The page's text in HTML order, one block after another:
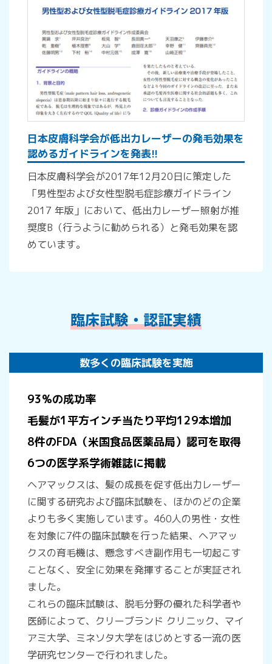
日本皮膚科学会が低出力レーザーの発毛効果を
認めるガイドラインを発表!!
日本皮膚科学会が2017年12月20日に策定した
「男性型および女性型脱毛症診療ガイドライン
2017 年版」において、低出力レーザー照射が推
奨度B（行うように勧められる）と発毛効果を認
めています。
臨床試験・認証実績
数多くの臨床試験を実施
93%の成功率
毛髪が1平方インチ当たり平均129本増加
8件のFDA（米国食品医薬品局）認可を取得
6つの医学系学術雑誌に掲載
ヘアマックスは、髪の成長を促す低出力レーザー
に関する研究および臨床試験を、ほかのどの企業
よりも多く実施しています。460人の男性・女性
を対象に7件の臨床試験を行った結果、ヘアマッ
クスの育毛機は、懸念すべき副作用も一切起こす
ことなく、安全に効果を発揮することが実証され
ました。
これらの臨床試験は、脱毛分野の優れた科学者や
医師によって、クリーブランド クリニック、マイ
アミ大学、ミネソタ大学をはじめとする一流の医
学研究センターで行われました。